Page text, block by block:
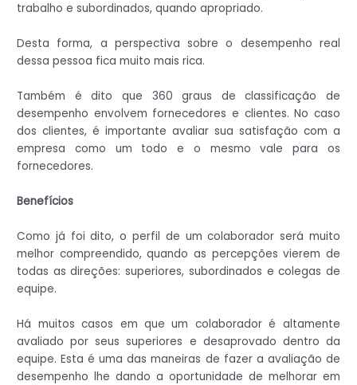
trabalho e subordinados, quando apropriado.
Desta forma, a perspectiva sobre o desempenho real
dessa pessoa fica muito mais rica.
Também é dito que 360 ​​graus de classificação de
desempenho envolvem fornecedores e clientes. No caso
dos clientes, é importante avaliar sua satisfação com a
empresa como um todo e o mesmo vale para os
fornecedores.
Benefícios
Como já foi dito, o perfil de um colaborador será muito
melhor compreendido, quando as percepções vierem de
todas as direções: superiores, subordinados e colegas de
equipe.
Há muitos casos em que um colaborador é altamente
avaliado por seus superiores e desaprovado dentro da
equipe. Esta é uma das maneiras de fazer a avaliação de
desempenho lhe dando a oportunidade de melhorar em